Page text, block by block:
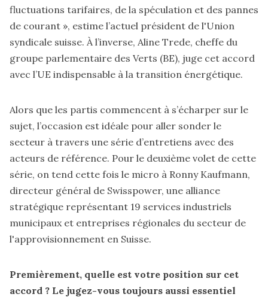
fluctuations tarifaires, de la spéculation et des pannes
de courant », estime l’actuel président de l'Union
syndicale suisse. À l’inverse, Aline Trede, cheffe du
groupe parlementaire des Verts (BE), juge cet accord
avec l’UE indispensable à la transition énergétique.
Alors que les partis commencent à s’écharper sur le
sujet, l’occasion est idéale pour aller sonder le
secteur à travers une série d’entretiens avec des
acteurs de référence. Pour le deuxième volet de cette
série, on tend cette fois le micro à Ronny Kaufmann,
directeur général de Swisspower, une alliance
stratégique représentant 19 services industriels
municipaux et entreprises régionales du secteur de
l'approvisionnement en Suisse.
Premièrement, quelle est votre position sur cet
accord ? Le jugez-vous toujours aussi essentiel